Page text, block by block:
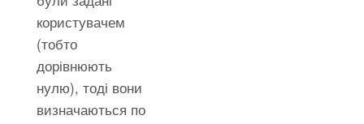
користувачем
(тобто
дорівнюють
нулю), тоді вони
визначаються по